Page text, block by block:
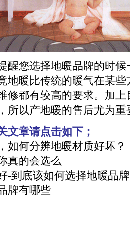
醒您选择地暖品牌的时
地暖比传统的暖气在某
修都有较高的要求。加
所以产地暖的售后尤为重
文章请点击如下；
如何分辨地暖材质好坏 ？
真的会选么
-到底该如何选择地暖品牌
牌有哪些